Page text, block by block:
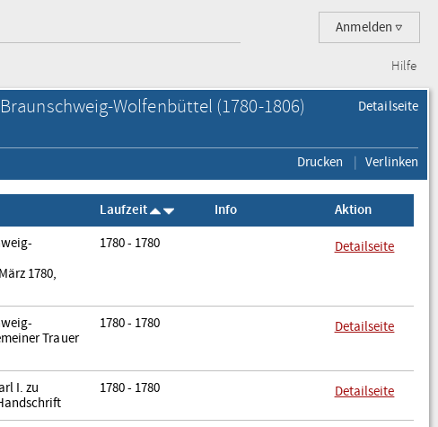
Anmelden
Hilfe
Detailseite
Wolfenbüttel (1780-1806)
Drucken Verlinken
Laufzeit Info Aktion
1780,
1780 - 1780 Detailseite
Trauer
1780 - 1780 Detailseite
I. zu
1780 - 1780 Detailseite